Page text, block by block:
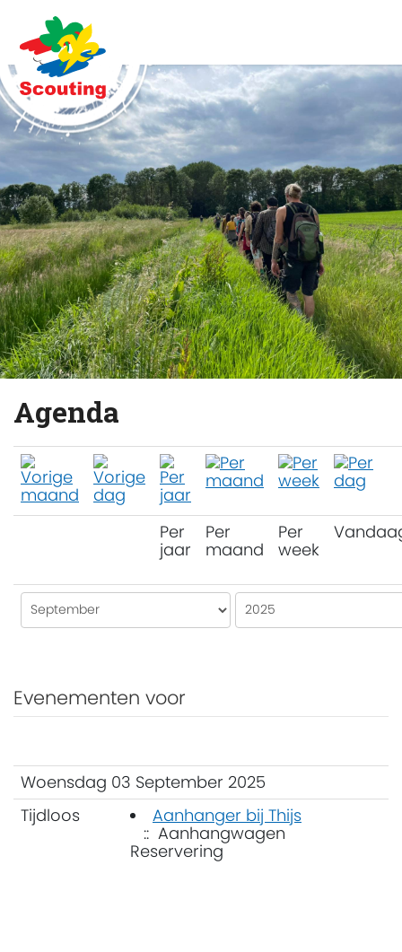
Agenda
Per
jaar
Per
maand
Per
week
Evenementen voor
Woensdag 03 September 2025
Tijdloos
Aanhanger bij Thijs
:: Aanhangwagen
Reservering